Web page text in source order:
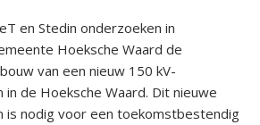
en Stedin onderzoeken in
Hoeksche Waard de
van een nieuw 150 kV-
de Hoeksche Waard. Dit nieuwe
is nodig voor een toekomstbestendig